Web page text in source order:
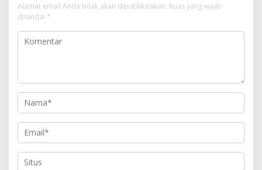
Alamat email Anda tidak akan dipublikasikan. Ruas yang wajib
ditandai *